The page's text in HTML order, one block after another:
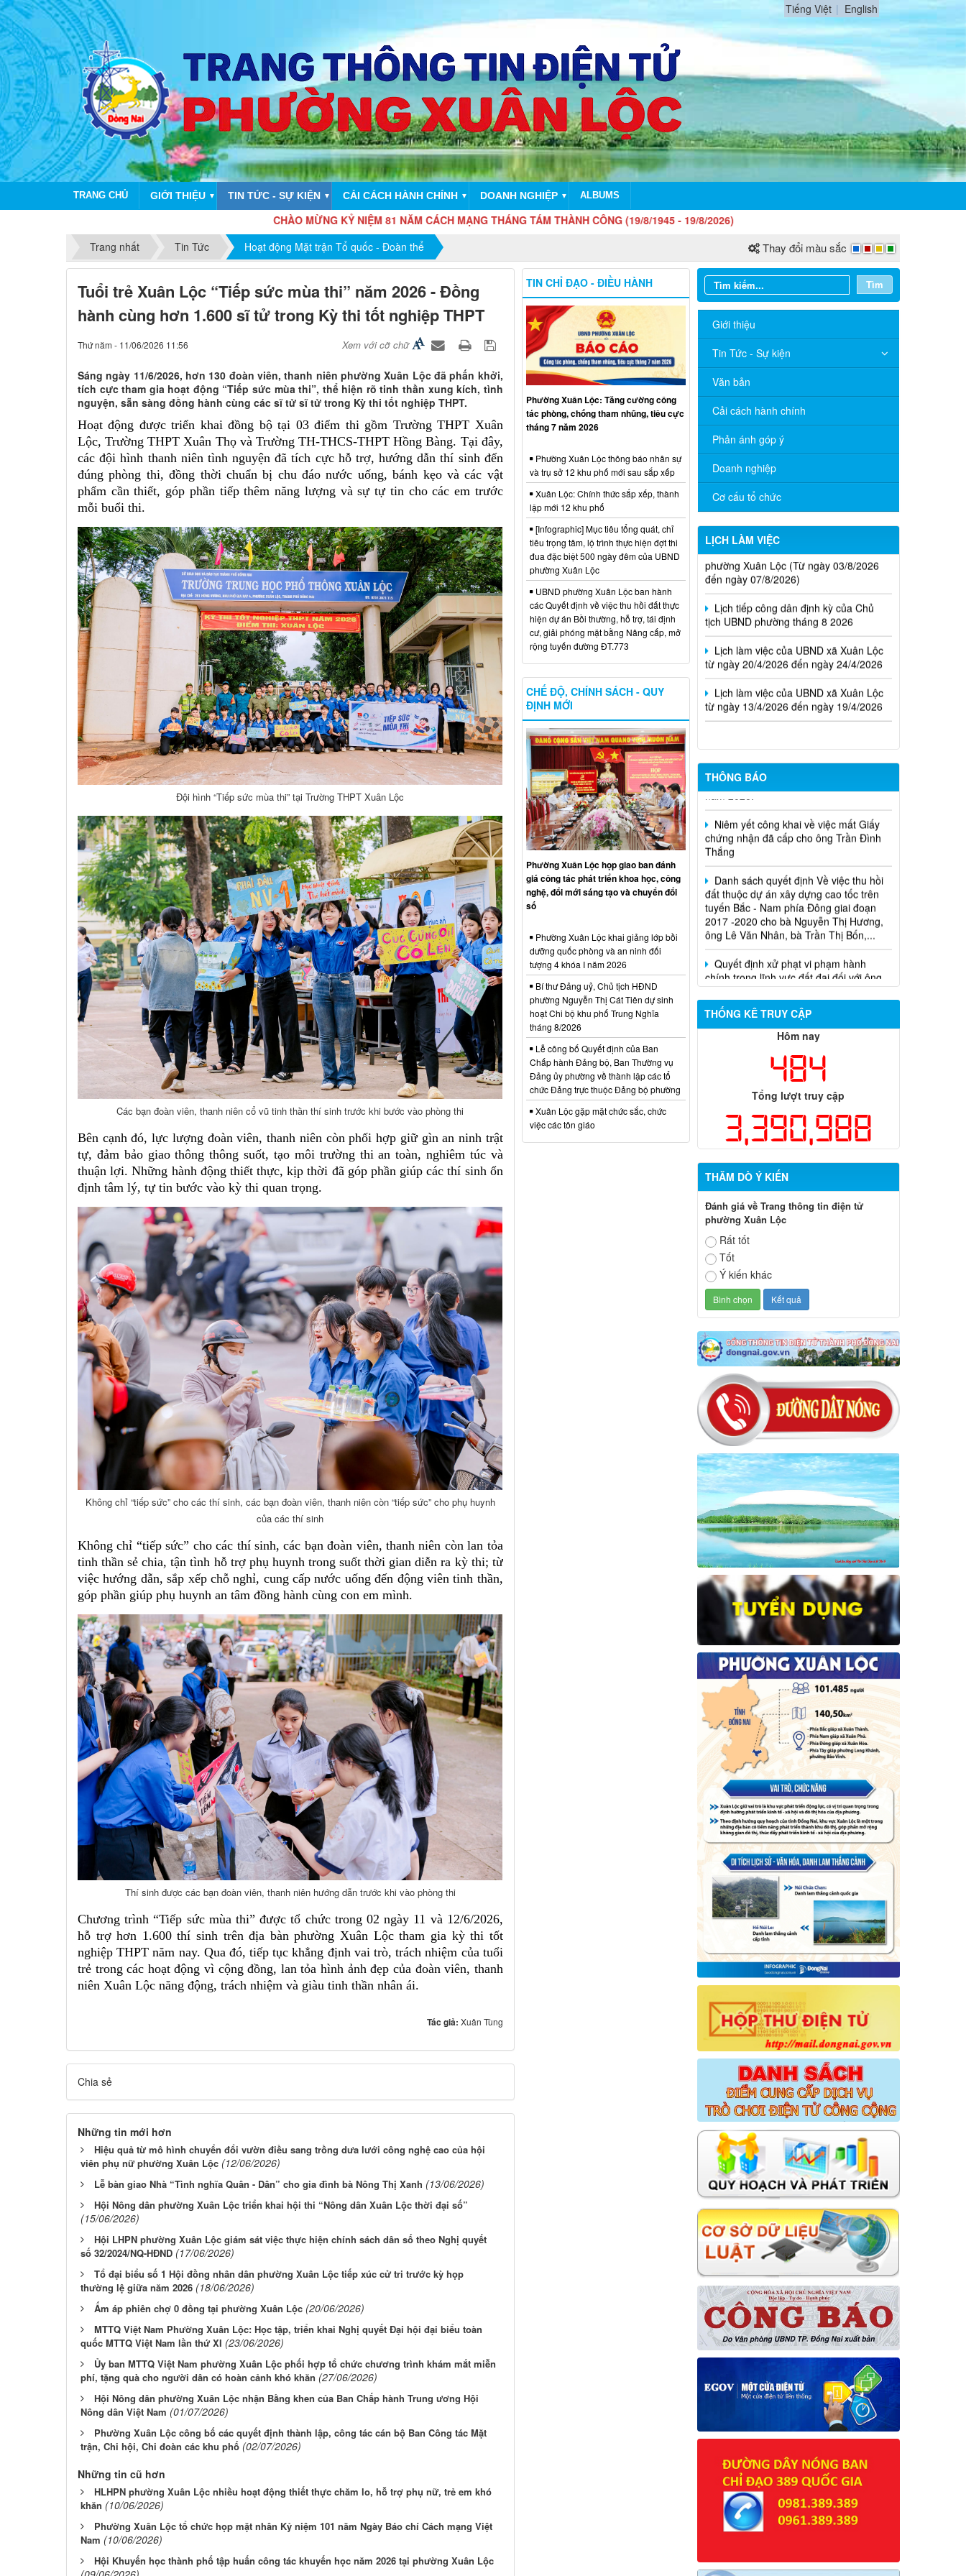
Tiếng Việt English
TRANG CHỦ GIỚI THIỆU ▼ TIN TỨC - SỰ KIỆN ▼ CẢI CÁCH HÀNH CHÍNH ▼ DOANH NGHIỆP ▼ ALBUMS
CHÀO MỪNG KỶ NIỆM 81 NĂM CÁCH MẠNG THÁNG TÁM THÀNH CÔNG (19/8/1945 - 19/8/2026)
Trang nhất
Tin Tức Hoạt động Mặt trận Tổ quốc - Đoàn thể Thay đổi màu sắc
Tuổi trẻ Xuân Lộc “Tiếp sức mùa thi” năm 2026 - Đồng
hành cùng hơn 1.600 sĩ tử trong Kỳ thi tốt nghiệp THPT
Thứ năm - 11/06/2026 11:56 Xem với cỡ chữ
Sáng ngày 11/6/2026, hơn 130 đoàn viên, thanh niên phường Xuân Lộc đã phấn khởi,
tích cực tham gia hoạt động “Tiếp sức mùa thi”, thể hiện rõ tinh thần xung kích, tình
nguyện, sẵn sàng đồng hành cùng các sĩ tử sĩ tử trong Kỳ thi tốt nghiệp THPT.
Hoạt động được triển khai đồng bộ tại 03 điểm thi gồm Trường THPT Xuân
Lộc, Trường THPT Xuân Thọ và Trường TH-THCS-THPT Hồng Bàng. Tại đây,
các đội hình thanh niên tình nguyện đã tích cực hỗ trợ, hướng dẫn thí sinh đến
đúng phòng thi, đồng thời chuẩn bị chu đáo nước uống, bánh kẹo và các vật
phẩm cần thiết, góp phần tiếp thêm năng lượng và sự tự tin cho các em trước
mỗi buổi thi.
Đội hình “Tiếp sức mùa thi” tại Trường THPT Xuân Lộc
Các bạn đoàn viên, thanh niên cổ vũ tinh thần thí sinh trước khi bước vào phòng thi
Bên cạnh đó, lực lượng đoàn viên, thanh niên còn phối hợp giữ gìn an ninh trật
tự, đảm bảo giao thông thông suốt, tạo môi trường thi an toàn, nghiêm túc và
thuận lợi. Những hành động thiết thực, kịp thời đã góp phần giúp các thí sinh ổn
định tâm lý, tự tin bước vào kỳ thi quan trọng.
Không chỉ “tiếp sức” cho các thí sinh, các bạn đoàn viên, thanh niên còn “tiếp sức” cho phụ huynh
của các thí sinh
Không chỉ “tiếp sức” cho các thí sinh, các bạn đoàn viên, thanh niên còn lan tỏa
tinh thần sẻ chia, tận tình hỗ trợ phụ huynh trong suốt thời gian diễn ra kỳ thi; từ
việc hướng dẫn, sắp xếp chỗ nghỉ, cung cấp nước uống đến động viên tinh thần,
góp phần giúp phụ huynh an tâm đồng hành cùng con em mình.
Thí sinh được các bạn đoàn viên, thanh niên hướng dẫn trước khi vào phòng thi
Chương trình “Tiếp sức mùa thi” được tổ chức trong 02 ngày 11 và 12/6/2026,
hỗ trợ hơn 1.600 thí sinh trên địa bàn phường Xuân Lộc tham gia kỳ thi tốt
nghiệp THPT năm nay. Qua đó, tiếp tục khẳng định vai trò, trách nhiệm của tuổi
trẻ trong các hoạt động vì cộng đồng, lan tỏa hình ảnh đẹp của đoàn viên, thanh
niên Xuân Lộc năng động, trách nhiệm và giàu tinh thần nhân ái.
Tác giả: Xuân Tùng
Chia sẻ
Những tin mới hơn
Hiệu quả từ mô hình chuyển đổi vườn điều sang trồng dưa lưới công nghệ cao của hội
viên phụ nữ phường Xuân Lộc (12/06/2026)
Lễ bàn giao Nhà “Tình nghĩa Quân - Dân” cho gia đình bà Nông Thị Xanh (13/06/2026)
Hội Nông dân phường Xuân Lộc triển khai hội thi “Nông dân Xuân Lộc thời đại số”
(15/06/2026)
Hội LHPN phường Xuân Lộc giám sát việc thực hiện chính sách dân số theo Nghị quyết
số 32/2024/NQ-HĐND (17/06/2026)
Tổ đại biểu số 1 Hội đồng nhân dân phường Xuân Lộc tiếp xúc cử tri trước kỳ họp
thường lệ giữa năm 2026 (18/06/2026)
Ấm áp phiên chợ 0 đồng tại phường Xuân Lộc (20/06/2026)
MTTQ Việt Nam Phường Xuân Lộc: Học tập, triển khai Nghị quyết Đại hội đại biểu toàn
quốc MTTQ Việt Nam lần thứ XI (23/06/2026)
Ủy ban MTTQ Việt Nam phường Xuân Lộc phối hợp tổ chức chương trình khám mắt miễn
phí, tặng quà cho người dân có hoàn cảnh khó khăn (27/06/2026)
Hội Nông dân phường Xuân Lộc nhận Bằng khen của Ban Chấp hành Trung ương Hội
Nông dân Việt Nam (01/07/2026)
Phường Xuân Lộc công bố các quyết định thành lập, công tác cán bộ Ban Công tác Mặt
trận, Chi hội, Chi đoàn các khu phố (02/07/2026)
Những tin cũ hơn
HLHPN phường Xuân Lộc nhiều hoạt động thiết thực chăm lo, hỗ trợ phụ nữ, trẻ em khó
khăn (10/06/2026)
Phường Xuân Lộc tổ chức họp mặt nhân Kỷ niệm 101 năm Ngày Báo chí Cách mạng Việt
Nam (10/06/2026)
Hội Khuyến học thành phố tập huấn công tác khuyến học năm 2026 tại phường Xuân Lộc
Tìm
Giới thiệu
Tin Tức - Sự kiện
Văn bản
Cải cách hành chính
Phản ánh góp ý
Doanh nghiệp
Cơ cấu tổ chức
LỊCH LÀM VIỆC
Thông báo Lịch làm việc của UBND
phường Xuân Lộc (Từ ngày 03/8/2026
đến ngày 07/8/2026)
Lịch tiếp công dân định kỳ của Chủ
tịch UBND phường tháng 8 2026
Lịch làm việc của UBND xã Xuân Lộc
từ ngày 20/4/2026 đến ngày 24/4/2026
Lịch làm việc của UBND xã Xuân Lộc
từ ngày 13/4/2026 đến ngày 19/4/2026
THÔNG BÁO
năm 2026.
Niêm yết công khai về việc mất Giấy
chứng nhận đã cấp cho ông Trần Đình
Thắng
Danh sách quyết định Về việc thu hồi
đất thuộc dự án xây dựng cao tốc trên
tuyến Bắc - Nam phía Đông giai đoạn
2017 -2020 cho bà Nguyễn Thị Hương,
ông Lê Văn Nhân, bà Trần Thị Bốn,...
Quyết định xử phạt vi phạm hành
chính trong lĩnh vực đất đai đối với ông
Trần Hồng Phước
THỐNG KÊ TRUY CẬP
Hôm nay
484
Tổng lượt truy cập
3,390,988
THĂM DÒ Ý KIẾN
Đánh giá về Trang thông tin điện tử
phường Xuân Lộc
Rất tốt
Tốt
Ý kiến khác
TIN CHỈ ĐẠO - ĐIỀU HÀNH
Phường Xuân Lộc: Tăng cường công
tác phòng, chống tham nhũng, tiêu cực
tháng 7 năm 2026
Phường Xuân Lộc thông báo nhân sự
và trụ sở 12 khu phố mới sau sắp xếp
Xuân Lộc: Chính thức sắp xếp, thành
lập mới 12 khu phố
[Infographic] Mục tiêu tổng quát, chỉ
tiêu trọng tâm, lộ trình thực hiện đợt thi
đua đặc biệt 500 ngày đêm của UBND
phường Xuân Lộc
UBND phường Xuân Lộc ban hành
các Quyết định về việc thu hồi đất thực
hiện dự án Bồi thường, hỗ trợ, tái định
cư, giải phóng mặt bằng Nâng cấp, mở
rộng tuyến đường ĐT.773
CHẾ ĐỘ, CHÍNH SÁCH - QUY
ĐỊNH MỚI
Phường Xuân Lộc họp giao ban đánh
giá công tác phát triển khoa học, công
nghệ, đổi mới sáng tạo và chuyển đổi
số
Phường Xuân Lộc khai giảng lớp bồi
dưỡng quốc phòng và an ninh đối
tượng 4 khóa I năm 2026
Bí thư Đảng uỷ, Chủ tịch HĐND
phường Nguyễn Thị Cát Tiên dự sinh
hoạt Chi bộ khu phố Trung Nghĩa
tháng 8/2026
Lễ công bố Quyết định của Ban
Chấp hành Đảng bộ, Ban Thường vụ
Đảng ủy phường về thành lập các tổ
chức Đảng trực thuộc Đảng bộ phường
Xuân Lộc gặp mặt chức sắc, chức
việc các tôn giáo